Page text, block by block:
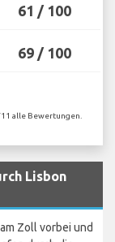
61 / 100
69 / 100
alle Bewertungen.
Lisbon
Zoll vorbei und